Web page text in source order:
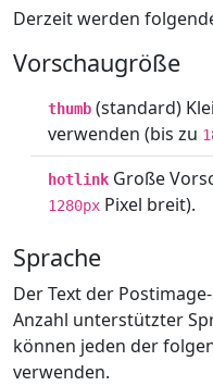
Derzeit werden
Vorschaugröße
thumb (standard)
verwenden (bis zu
hotlink Große
1280px Pixel breit).
Sprache
Der Text der
Anzahl unterstützter
können jeden der
verwenden.